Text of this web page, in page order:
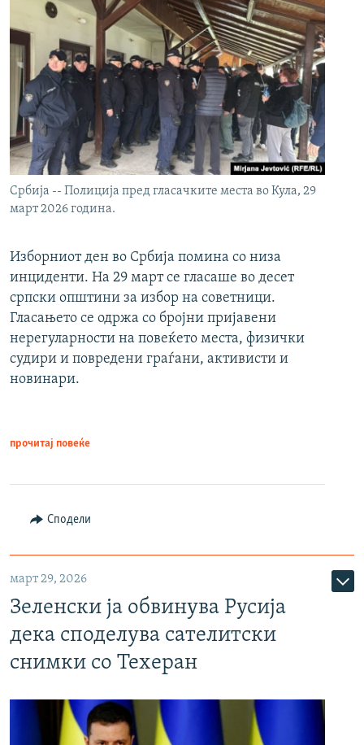
Србија -- Полиција пред гласачките места во Кула, 29
март 2026 година.
Изборниот ден во Србија помина со низа
инциденти. На 29 март се гласаше во десет
српски општини за избор на советници.
Гласањето се одржа со бројни пријавени
нерегуларности на повеќето места, физички
судири и повредени граѓани, активисти и
новинари.
прочитај повеќе
Сподели
март 29, 2026
Зеленски ја обвинува Русија
дека споделува сателитски
снимки со Техеран